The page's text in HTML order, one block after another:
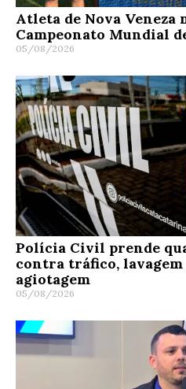
Atleta de Nova Veneza
Campeonato Mundial
05/08/2026
Polícia Civil prende
contra tráfico,
agiotagem
05/08/2026